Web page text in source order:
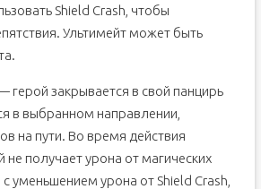
Shield Crash, чтобы
Ультимейт может быть
герой закрывается в свой панцирь
в выбранном направлении,
на пути. Во время действия
не получает урона от магических
с уменьшением урона от Shield Crash,